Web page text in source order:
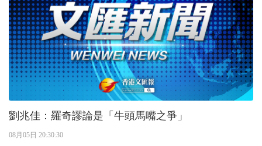
劉兆佳：羅奇謬論是「牛頭馬嘴之爭」
08月05日 20:30:30